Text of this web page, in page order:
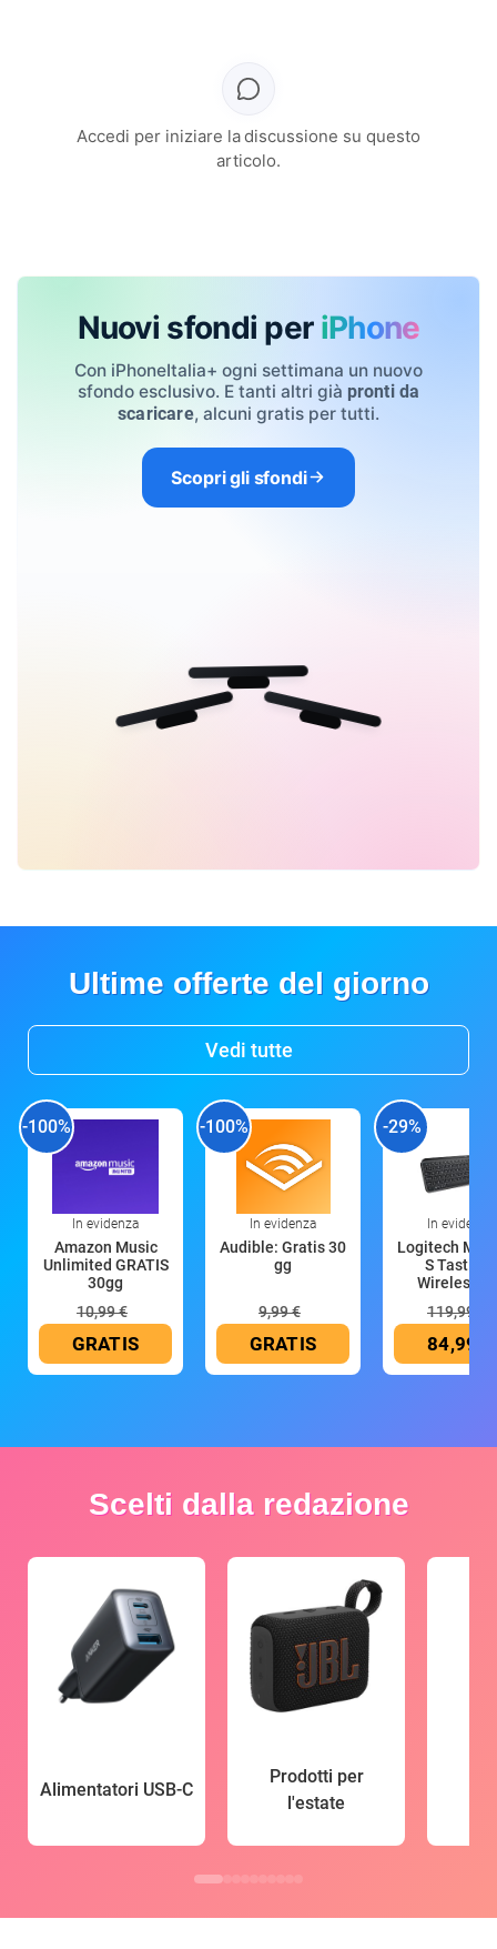
Accedi per iniziare la discussione su questo
articolo.
Nuovi sfondi per iPhone
Con iPhoneItalia+ ogni settimana un nuovo
sfondo esclusivo. E tanti altri già pronti da
scaricare, alcuni gratis per tutti.
Scopri gli sfondi
Ultime offerte del giorno
Vedi tutte
-100%
In evidenza
Amazon Music
Unlimited GRATIS
30gg
10,99 €
GRATIS
-100%
In evidenza
Audible: Gratis 30
gg
9,99 €
GRATIS
-29%
In evidenza
Logitech MX
S Tastiera
Wireless
119,99 €
84,99 €
Scelti dalla redazione
Alimentatori USB-C
Prodotti per
l'estate